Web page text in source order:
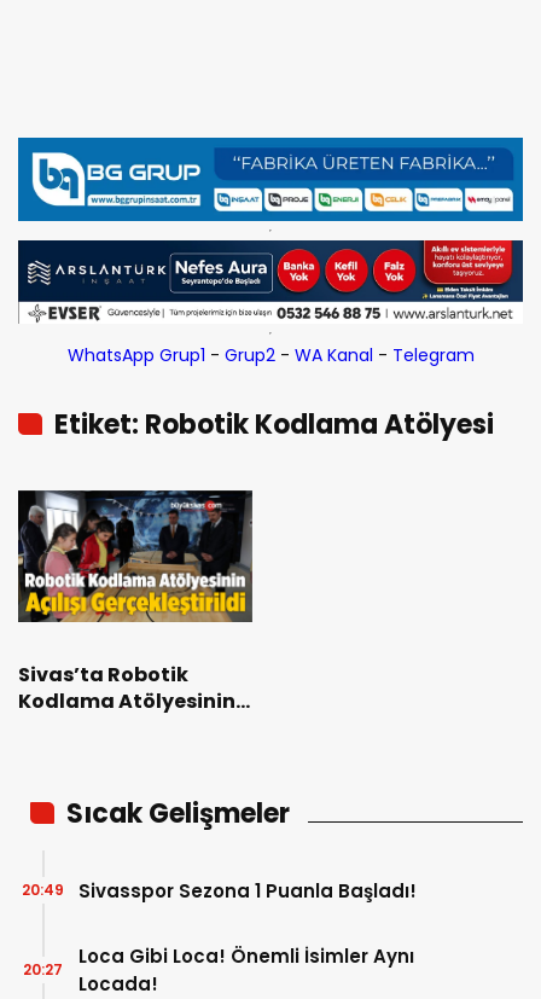
WhatsApp Grup1 - Grup2- WA Kanal - Telegram
Etiket: Robotik Kodlama Atölyesi
Sivas’ta Robotik
Kodlama Atölyesinin
Sıcak Gelişmeler
Sivasspor Sezona 1 Puanla Başladı!
20:49
Loca Gibi Loca! Önemli İsimler Aynı
Locada!
20:27